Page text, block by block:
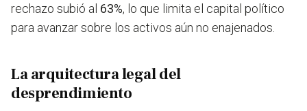
rechazo subió al 63%, lo que limita el capital político
para avanzar sobre los activos aún no enajenados.
La arquitectura legal del
desprendimiento